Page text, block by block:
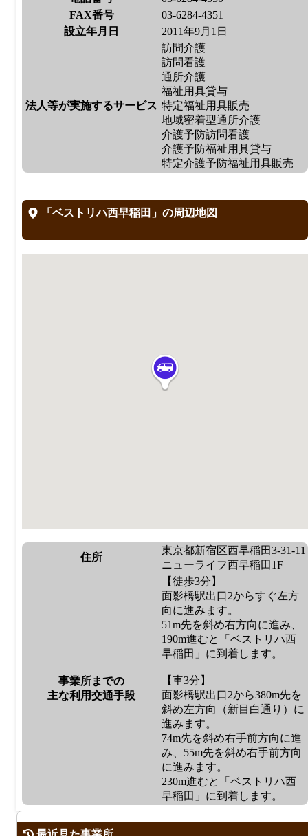
FAX番号
03-6284-4351
設立年月日
2011年9月1日
法人等が実施するサービス
訪問介護
訪問看護
通所介護
福祉用具貸与
特定福祉用具販売
地域密着型通所介護
介護予防訪問看護
介護予防福祉用具貸与
特定介護予防福祉用具販売
「ベストリハ西早稲田」の周辺地図
住所
東京都新宿区西早稲田3-31-11
ニューライフ西早稲田1F
事業所までの
主な利用交通手段
【徒歩3分】
面影橋駅出口2からすぐ左方
向に進みます。
51m先を斜め右方向に進み、
190m進むと「ベストリハ西
早稲田」に到着します。
【車3分】
面影橋駅出口2から380m先を
斜め左方向（新目白通り）に
進みます。
74m先を斜め右手前方向に進
み、55m先を斜め右手前方向
に進みます。
230m進むと「ベストリハ西
早稲田」に到着します。